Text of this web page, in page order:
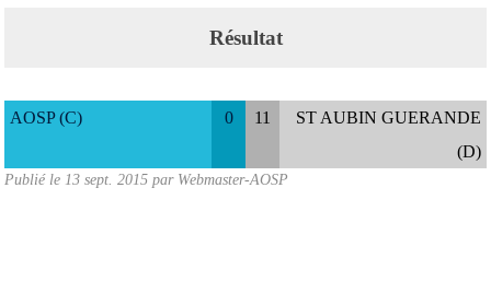
Résultat
AOSP (C) 0 11
ST AUBIN GUERANDE
(D)
Publié le 13 sept. 2015 par Webmaster-AOSP